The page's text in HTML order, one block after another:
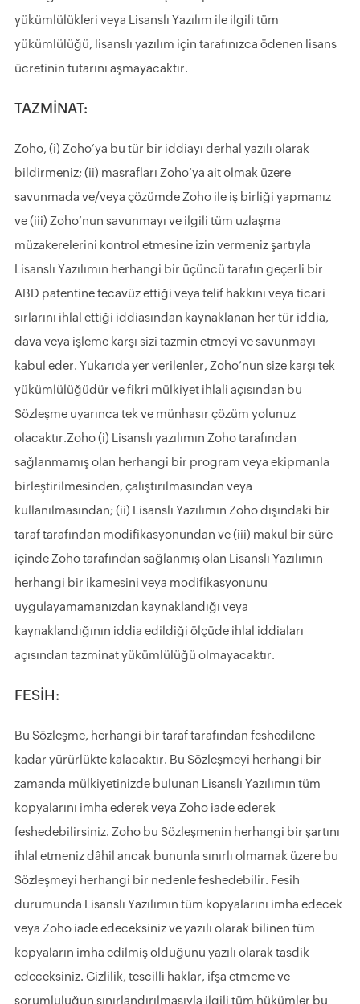
yükümlülükleri veya Lisanslı Yazılım ile ilgili tüm
yükümlülüğü, lisanslı yazılım için tarafınızca ödenen lisans
ücretinin tutarını aşmayacaktır.
TAZMİNAT:
Zoho, (i) Zoho’ya bu tür bir iddiayı derhal yazılı olarak
bildirmeniz; (ii) masrafları Zoho’ya ait olmak üzere
savunmada ve/veya çözümde Zoho ile iş birliği yapmanız
ve (iii) Zoho’nun savunmayı ve ilgili tüm uzlaşma
müzakerelerini kontrol etmesine izin vermeniz şartıyla
Lisanslı Yazılımın herhangi bir üçüncü tarafın geçerli bir
ABD patentine tecavüz ettiği veya telif hakkını veya ticari
sırlarını ihlal ettiği iddiasından kaynaklanan her tür iddia,
dava veya işleme karşı sizi tazmin etmeyi ve savunmayı
kabul eder. Yukarıda yer verilenler, Zoho’nun size karşı tek
yükümlülüğüdür ve fikri mülkiyet ihlali açısından bu
Sözleşme uyarınca tek ve münhasır çözüm yolunuz
olacaktır.Zoho (i) Lisanslı yazılımın Zoho tarafından
sağlanmamış olan herhangi bir program veya ekipmanla
birleştirilmesinden, çalıştırılmasından veya
kullanılmasından; (ii) Lisanslı Yazılımın Zoho dışındaki bir
taraf tarafından modifikasyonundan ve (iii) makul bir süre
içinde Zoho tarafından sağlanmış olan Lisanslı Yazılımın
herhangi bir ikamesini veya modifikasyonunu
uygulayamamanızdan kaynaklandığı veya
kaynaklandığının iddia edildiği ölçüde ihlal iddiaları
açısından tazminat yükümlülüğü olmayacaktır.
FESİH:
Bu Sözleşme, herhangi bir taraf tarafından feshedilene
kadar yürürlükte kalacaktır. Bu Sözleşmeyi herhangi bir
zamanda mülkiyetinizde bulunan Lisanslı Yazılımın tüm
kopyalarını imha ederek veya Zoho iade ederek
feshedebilirsiniz. Zoho bu Sözleşmenin herhangi bir şartını
ihlal etmeniz dâhil ancak bununla sınırlı olmamak üzere bu
Sözleşmeyi herhangi bir nedenle feshedebilir. Fesih
durumunda Lisanslı Yazılımın tüm kopyalarını imha edecek
veya Zoho iade edeceksiniz ve yazılı olarak bilinen tüm
kopyaların imha edilmiş olduğunu yazılı olarak tasdik
edeceksiniz. Gizlilik, tescilli haklar, ifşa etmeme ve
sorumluluğun sınırlandırılmasıyla ilgili tüm hükümler bu